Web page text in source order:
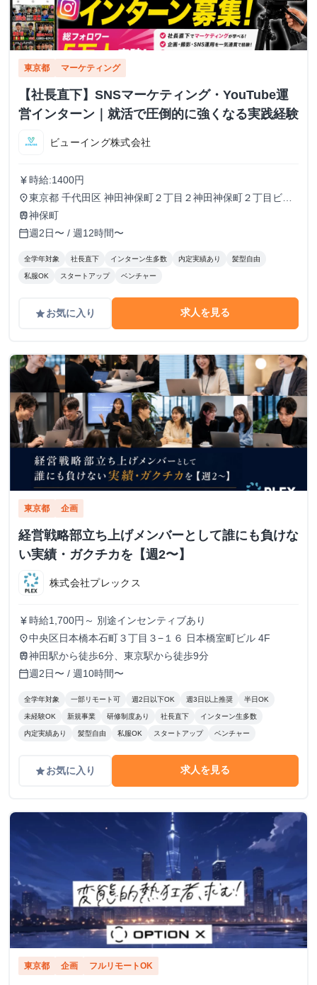
東京都 マーケティング
【社長直下】SNSマーケティング・YouTube運
営インターン｜就活で圧倒的に強くなる実践経験
ビューイング株式会社
currency_yen 時給:1400円
place東京都 千代田区 神田神保町２丁目２神田神保町２丁目ビル
５０２号室
train神保町
calendar_today週2日〜 / 週12時間〜
全学年対象 社長直下 インターン生多数 内定実績あり 髪型自由
私服OK スタートアップ ベンチャー
gradeお気に入り 求人を見る
東京都 企画
経営戦略部立ち上げメンバーとして誰にも負けな
い実績・ガクチカを【週2〜】
株式会社プレックス
currency_yen 時給1,700円～ 別途インセンティブあり
place中央区日本橋本石町３丁目３−１６ 日本橋室町ビル 4F
train神田駅から徒歩6分、東京駅から徒歩9分
calendar_today週2日〜 / 週10時間〜
全学年対象 一部リモート可 週2日以下OK 週3日以上推奨 半日OK
未経験OK 新規事業 研修制度あり 社長直下 インターン生多数
内定実績あり 髪型自由 私服OK スタートアップ ベンチャー
gradeお気に入り 求人を見る
東京都 企画 フルリモートOK